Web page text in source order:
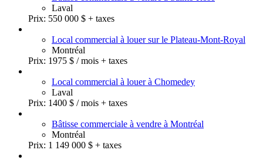
Laval
Prix: 550 000 $ + taxes
Local commercial à louer sur le Plateau-Mont-Royal
Montréal
Prix: 1975 $ / mois + taxes
Local commercial à louer à Chomedey
Laval
Prix: 1400 $ / mois + taxes
Bâtisse commerciale à vendre à Montréal
Montréal
Prix: 1 149 000 $ + taxes